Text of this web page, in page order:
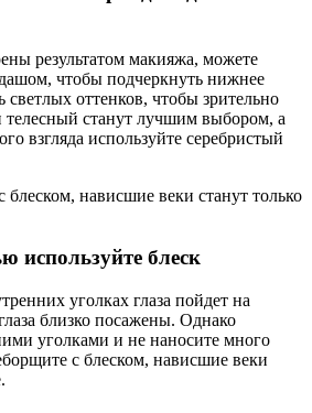
результатом макияжа, можете
чтобы подчеркнуть нижнее
оттенков, чтобы зрительно
телесный станут лучшим выбором, а
взгляда используйте серебристый
нависшие веки станут только
используйте блеск
уголках глаза пойдет на
близко посажены. Однако
уголками и не наносите много
с блеском, нависшие веки